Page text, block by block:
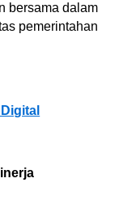
bersama dalam
pemerintahan